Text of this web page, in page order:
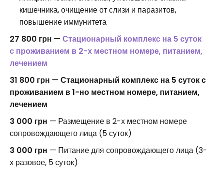
кишечника, очищение от слизи и паразитов,
повышение иммунитета
27 800 грн — Стационарный комплекс на 5 суток
с проживанием в 2-х местном номере, питанием,
лечением
31 800 грн — Стационарный комплекс на 5 суток с
проживанием в 1-но местном номере, питанием,
лечением
3 000 грн — Размещение в 2-х местном номере
сопровождающего лица (5 суток)
3 000 грн — Питание для сопровождающего лица (3-
х разовое, 5 суток)